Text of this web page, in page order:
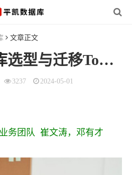
文章正文
选型与迁移ToC系统实践 大规模场景应用
3237 2024-05-01
务团队 崔文涛，邓有才